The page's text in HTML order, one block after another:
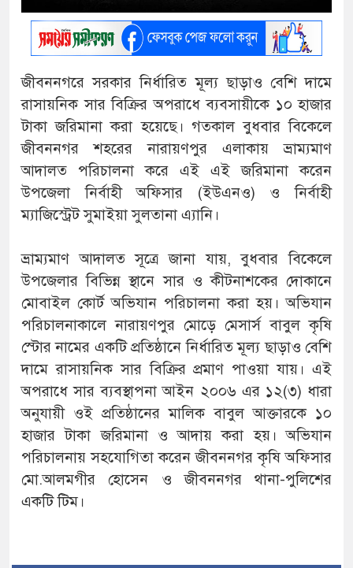
জীবননগরে সরকার নির্ধারিত মূল্য ছাড়াও বেশি দামে
রাসায়নিক সার বিক্রির অপরাধে ব্যবসায়ীকে ১০ হাজার
টাকা জরিমানা করা হয়েছে। গতকাল বুধবার বিকেলে
জীবননগর শহরের নারায়ণপুর এলাকায় ভ্রাম্যমাণ
আদালত পরিচালনা করে এই এই জরিমানা করেন
উপজেলা নির্বাহী অফিসার (ইউএনও) ও নির্বাহী
ম্যাজিস্ট্রেট সুমাইয়া সুলতানা এ্যানি।
ভ্রাম্যমাণ আদালত সূত্রে জানা যায়, বুধবার বিকেলে
উপজেলার বিভিন্ন স্থানে সার ও কীটনাশকের দোকানে
মোবাইল কোর্ট অভিযান পরিচালনা করা হয়। অভিযান
পরিচালনাকালে নারায়ণপুর মোড়ে মেসার্স বাবুল কৃষি
স্টোর নামের একটি প্রতিষ্ঠানে নির্ধারিত মূল্য ছাড়াও বেশি
দামে রাসায়নিক সার বিক্রির প্রমাণ পাওয়া যায়। এই
অপরাধে সার ব্যবস্থাপনা আইন ২০০৬ এর ১২(৩) ধারা
অনুযায়ী ওই প্রতিষ্ঠানের মালিক বাবুল আক্তারকে ১০
হাজার টাকা জরিমানা ও আদায় করা হয়। অভিযান
পরিচালনায় সহযোগিতা করেন জীবননগর কৃষি অফিসার
মো.আলমগীর হোসেন ও জীবননগর থানা-পুলিশের
একটি টিম।